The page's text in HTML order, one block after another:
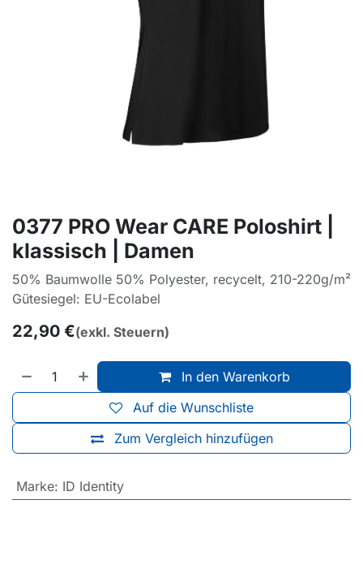
0377 PRO Wear CARE Poloshirt |
klassisch | Damen
50% Baumwolle 50% Polyester, recycelt, 210-220g/m²
Gütesiegel: EU-Ecolabel
22,90 €(exkl. Steuern)
In den Warenkorb
Zum Vergleich hinzufügen
Auf die Wunschliste
Marke: ID Identity